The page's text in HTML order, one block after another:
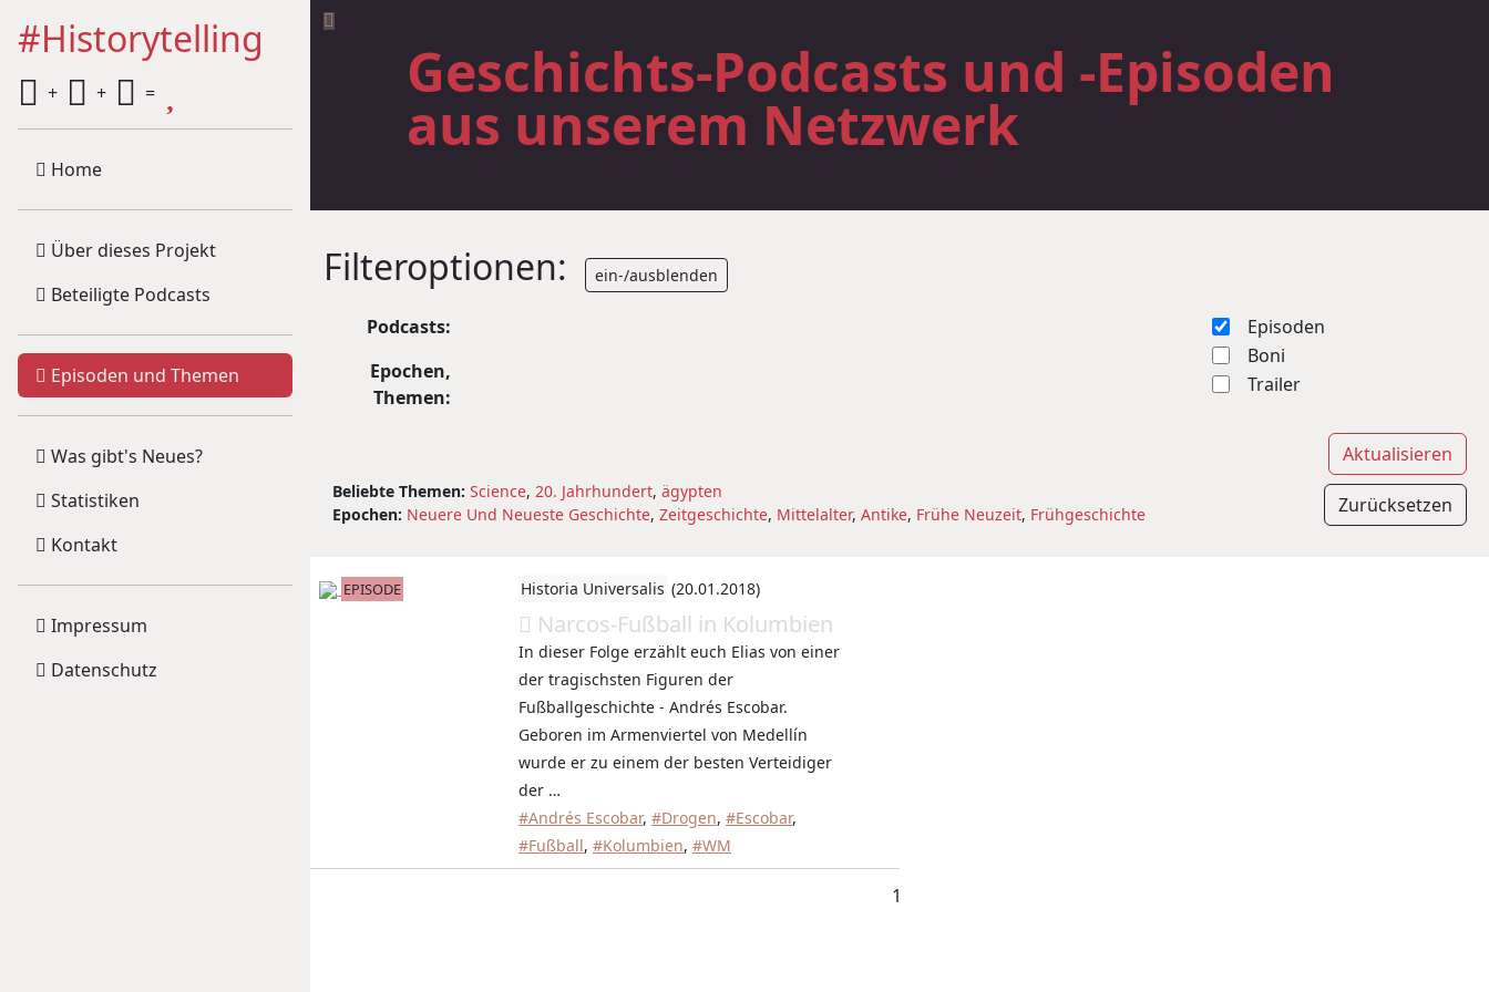
#Historytelling
+ + =
Home
Über dieses Projekt
Beteiligte Podcasts
Episoden und Themen
Was gibt's Neues?
Statistiken
Kontakt
Impressum
Datenschutz
Geschichts-Podcasts und -Episoden
aus unserem Netzwerk
Filteroptionen: ein-/ausblenden
Podcasts:
Epochen,
Themen:
Episoden
Boni
Trailer
Beliebte Themen: Science, 20. Jahrhundert, ägypten
Epochen: Neuere Und Neueste Geschichte, Zeitgeschichte, Mittelalter, Antike, Frühe Neuzeit, Frühgeschichte
Aktualisieren
Zurücksetzen
EPISODE Historia Universalis (20.01.2018)
Narcos-Fußball in Kolumbien
In dieser Folge erzählt euch Elias von einer
der tragischsten Figuren der
Fußballgeschichte - Andrés Escobar.
Geboren im Armenviertel von Medellín
wurde er zu einem der besten Verteidiger
der …
#Andrés Escobar, #Drogen, #Escobar,
#Fußball, #Kolumbien, #WM
1